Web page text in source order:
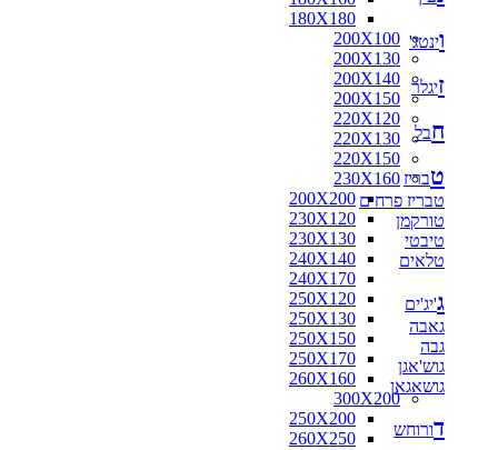
180X180
200X100
200X130
200X140
200X150
220X120
220X130
220X150
230X160
200X200
230X120
230X130
240X140
240X170
250X120
250X130
250X150
250X170
260X160
300X200
250X200
260X250
וינטג'
זיגלר
חבל
טבריז
טבריז פרחים
טורקמן
טיבטי
טלאים
ג'יג'ים
גאבה
גבה
גוש'אגן
גושאגאן
דורוחש